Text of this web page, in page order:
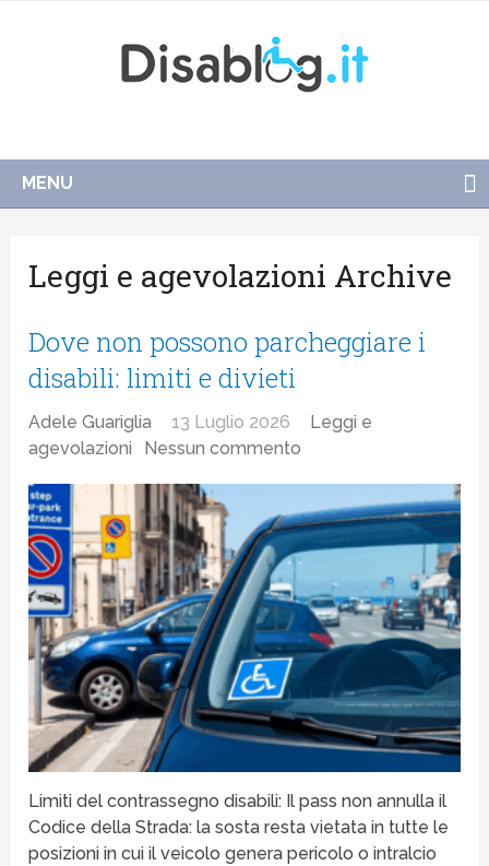
MENU
Leggi e agevolazioni Archive
Dove non possono parcheggiare i
disabili: limiti e divieti
Adele Guariglia 13 Luglio 2026
Leggi e
agevolazioni
Nessun commento
Limiti del contrassegno disabili: Il pass non annulla il
Codice della Strada: la sosta resta vietata in tutte le
posizioni in cui il veicolo genera pericolo o intralcio